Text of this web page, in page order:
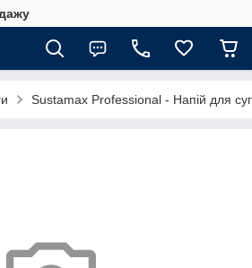
Sustamax Professional - Напій для